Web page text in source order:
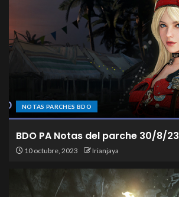
NOTAS PARCHES BDO
BDO PA Notas del parche 30/8/23
10 octubre, 2023 Irianjaya